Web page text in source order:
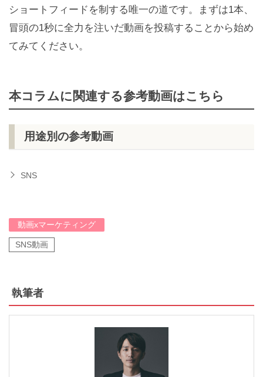
ショートフィードを制する唯一の道です。まずは1本、
冒頭の1秒に全力を注いだ動画を投稿することから始め
てみてください。
本コラムに関連する参考動画はこちら
用途別の参考動画
SNS
動画xマーケティング
SNS動画
執筆者